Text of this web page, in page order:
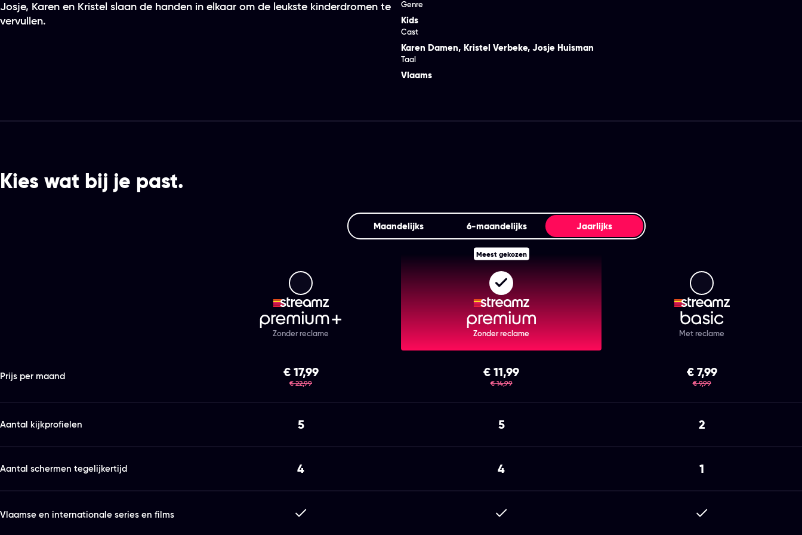
Josje, Karen en Kristel slaan de handen in elkaar om de leukste kinderdromen te
vervullen.
Genre
Kids
Cast
Karen Damen, Kristel Verbeke, Josje Huisman
Taal
Vlaams
Kies wat bij je past.
Maandelijks 6‑maandelijks Jaarlijks
Streamz Premium+
Zonder reclame
Meest gekozen
Streamz Premium
Zonder reclame
Streamz Basic
Met reclame
Prijs per maand € 17,99
was
€ 22,99
€ 11,99
was
€ 14,99
€ 7,99
was
€ 9,99
Aantal kijkprofielen 5 5 2
Aantal schermen tegelijkertijd 4 4 1
Vlaamse en internationale series en films Inbegrepen Inbegrepen Inbegrepen